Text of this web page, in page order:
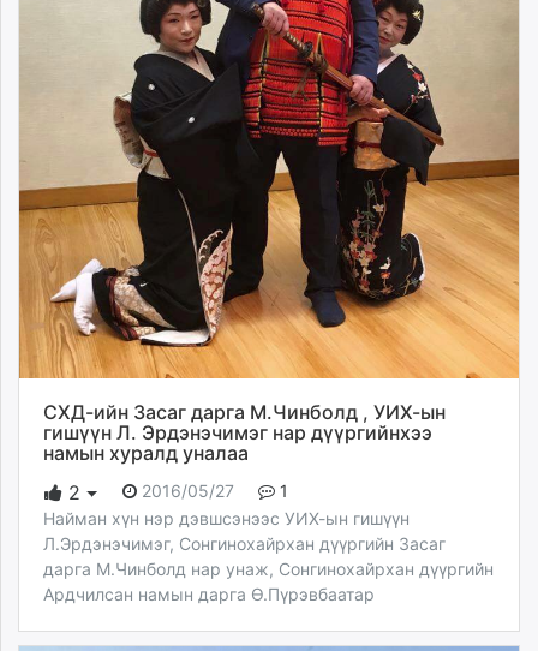
СХД-ийн Засаг дарга М.Чинболд , УИХ-ын
гишүүн Л. Эрдэнэчимэг нар дүүргийнхээ
намын хуралд уналаа
2
2016/05/27
1
Найман хүн нэр дэвшсэнээс УИХ-ын гишүүн
Л.Эрдэнэчимэг, Сонгинохайрхан дүүргийн Засаг
дарга М.Чинболд нар унаж, Сонгинохайрхан дүүргийн
Ардчилсан намын дарга Ө.Пүрэвбаатар